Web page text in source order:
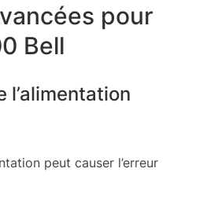
pour
Bell
l’alimentation
peut causer l’erreur